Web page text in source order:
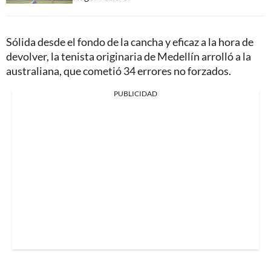
Sólida desde el fondo de la cancha y eficaz a la hora de
devolver, la tenista originaria de Medellín arrolló a la
australiana, que cometió 34 errores no forzados.
PUBLICIDAD